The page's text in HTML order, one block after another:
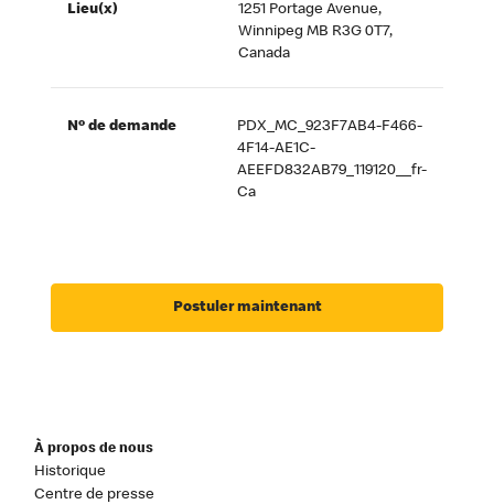
Lieu(x)
1251 Portage Avenue,
Winnipeg MB R3G 0T7,
Canada
Nº de demande
PDX_MC_923F7AB4-F466-
4F14-AE1C-
AEEFD832AB79_119120__fr-
Ca
Postuler maintenant
À propos de nous
Historique
Centre de presse